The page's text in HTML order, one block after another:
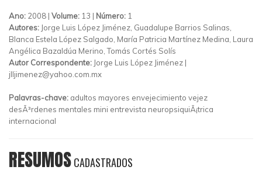
Ano: 2008 | Volume: 13 | Número: 1
Autores: Jorge Luis López Jiménez, Guadalupe Barrios Salinas,
Blanca Estela López Salgado, María Patricia Martínez Medina, Laura
Angélica Bazaldúa Merino, Tomás Cortés Solís
Autor Correspondente: Jorge Luis López Jiménez |
jlljimenez@yahoo.com.mx
Palavras-chave: adultos mayores envejecimiento vejez
desÃ³rdenes mentales mini entrevista neuropsiquiÃ¡trica
internacional
RESUMOSCADASTRADOS